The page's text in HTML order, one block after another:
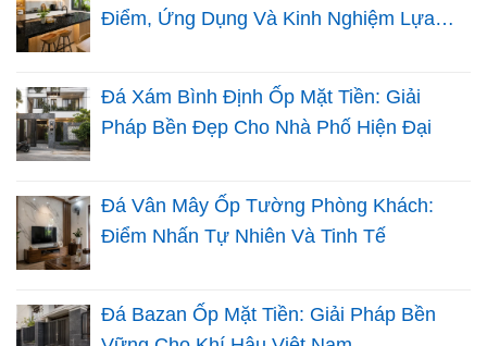
Điểm, Ứng Dụng Và Kinh Nghiệm Lựa
Đá Xám Bình Định Ốp Mặt Tiền: Giải
Pháp Bền Đẹp Cho Nhà Phố Hiện Đại
Đá Vân Mây Ốp Tường Phòng Khách:
Điểm Nhấn Tự Nhiên Và Tinh Tế
Đá Bazan Ốp Mặt Tiền: Giải Pháp Bền